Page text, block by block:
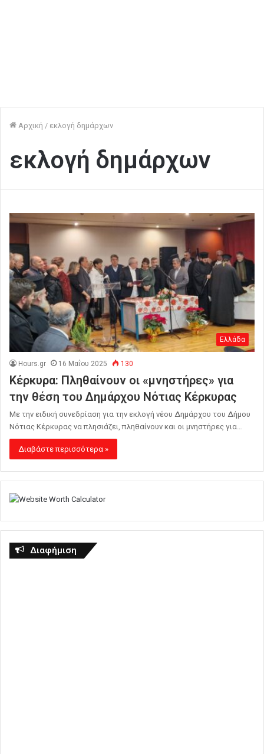
Αρχική / εκλογή δημάρχων
εκλογή δημάρχων
Ελλάδα
Hours.gr 16 Μαΐου 2025 130
Κέρκυρα: Πληθαίνουν οι «μνηστήρες» για
την θέση του Δημάρχου Νότιας Κέρκυρας
Με την ειδική συνεδρίαση για την εκλογή νέου Δημάρχου του Δήμου
Νότιας Κέρκυρας να πλησιάζει, πληθαίνουν και οι μνηστήρες για…
Διαβάστε περισσότερα »
Διαφήμιση